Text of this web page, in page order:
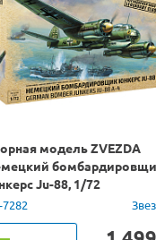
модель ZVEZDA
Ju-88, 1/72